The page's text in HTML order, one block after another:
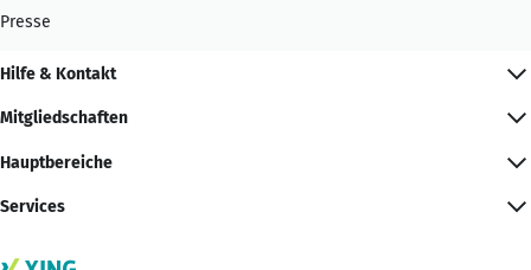
Presse
Hilfe & Kontakt
Mitgliedschaften
Hauptbereiche
Services